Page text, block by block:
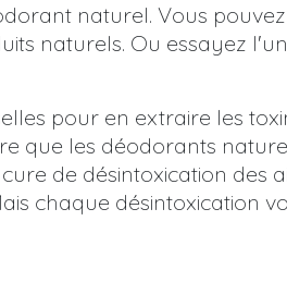
naturel. Vous
naturels. Ou essayez
pour en extraire les
que les déodorants
de désintoxication des
chaque désintoxication